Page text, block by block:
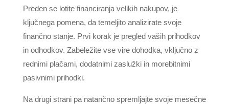
Preden se lotite financiranja velikih nakupov, je
ključnega pomena, da temeljito analizirate svoje
finančno stanje. Prvi korak je pregled vaših prihodkov
in odhodkov. Zabeležite vse vire dohodka, vključno z
rednimi plačami, dodatnimi zaslužki in morebitnimi
pasivnimi prihodki.
Na drugi strani pa natančno spremljajte svoje mesečne